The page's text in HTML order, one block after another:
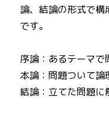
論、結論の形式で
です。
序論：あるテーマで
本論：問題ついて論
結論：立てた問題に